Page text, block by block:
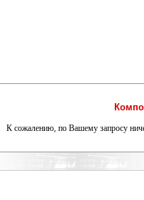
К сожалению, по Вашему запросу